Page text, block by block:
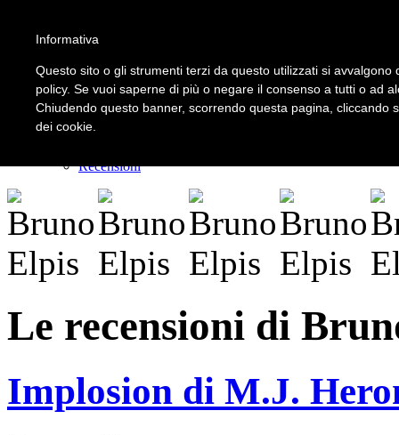
LOGIN | REGISTER
Home
Il carnevale dei delitti
Recensioni
Le recensioni di
Implosion di M.J.
Informativa
Questo sito o gli strumenti terzi da questo utilizzati si
policy. Se vuoi saperne di più o negare il consenso a tutti o ad
Chiudendo questo banner, scorrendo questa pagina, cliccando
dei cookie.